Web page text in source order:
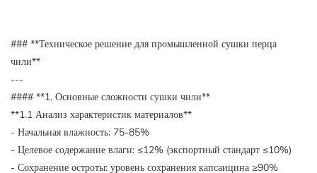
### **Техническое решение для промышленной сушки перца
чили**
---
#### **1. Основные сложности сушки чили**
**1.1 Анализ характеристик материалов**
- Начальная влажность: 75-85%
- Целевое содержание влаги: ≤12% (экспортный стандарт ≤10%)
- Сохранение остроты: уровень сохранения капсаицина ≥90%